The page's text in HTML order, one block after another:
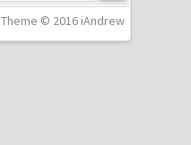
Theme © 2016 iAndrew